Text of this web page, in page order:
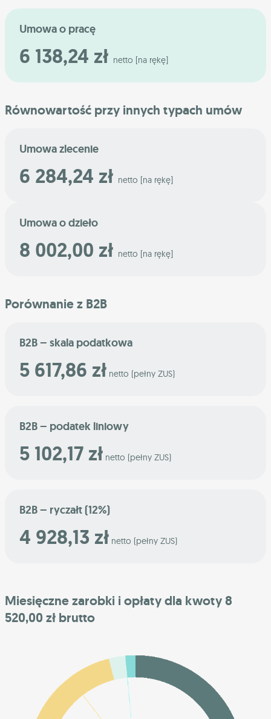
Umowa o pracę
6 138,24 zł netto [na rękę]
Równowartość przy innych typach umów
Umowa zlecenie
6 284,24 zł netto [na rękę]
Umowa o dzieło
8 002,00 zł netto [na rękę]
Porównanie z B2B
B2B – skala podatkowa
5 617,86 zł netto (pełny ZUS)
B2B – podatek liniowy
5 102,17 zł netto (pełny ZUS)
B2B – ryczałt (12%)
4 928,13 zł netto (pełny ZUS)
Miesięczne zarobki i opłaty dla kwoty 8
520,00 zł brutto